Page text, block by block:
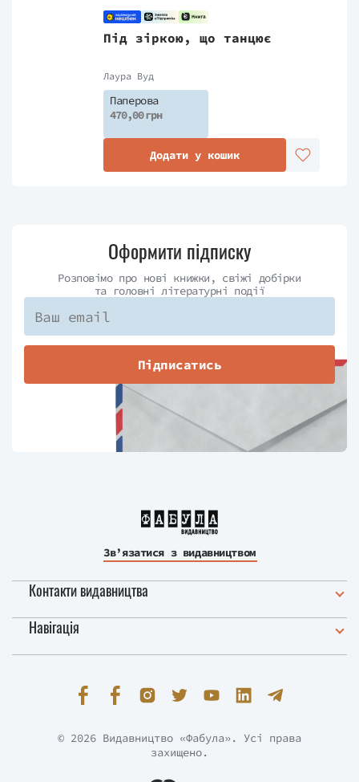
Під зіркою, що танцює
Лаура Вуд
Паперова
470,00 грн
Додати у кошик
Оформити підписку
Розповімо про нові книжки, свіжі добірки
та головні літературні події
Підписатись
Зв’язатися з видавництвом
Контакти видавництва
Навігація
© 2026 Видавництво «Фабула». Усі права
захищено.